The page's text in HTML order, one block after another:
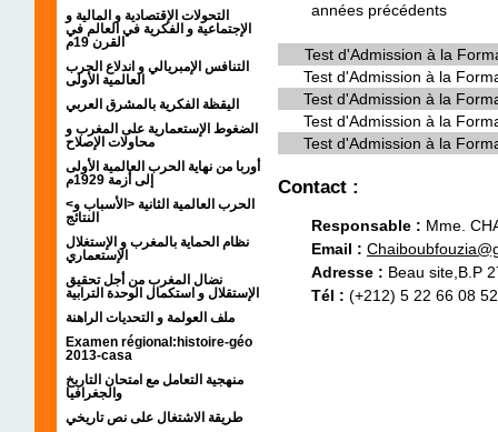
التحولات الإقتصادية و المالية و
الإجتماعية و الفكرية في العالم في
القرن 19م
التنافس الإمبريالي و اندلاع الحرب
العالمية الأولى
اليقظة الفكرية بالمشرق العربي
الضغوط الإستعمارية على المغرب و
محاولات الإصلاح
أوربا من نهاية الحرب العالمية الأولى
إلى أزمة 1929م
<الحرب العالمية الثانية <الأسباب و
النتائج
نظام الحماية بالمغرب و الإستغلال
الإستعماري
نضال المغرب من أجل تحقيق
الإستقلال و استكمال الوحدة الترابية
ملف العولمة و التحديات الراهنة
Examen régional:histoire-géo
2013-casa
منهجية التعامل مع امتحان التاريخ
والجغرافيا
طريقة الاشتغال على نص تاريخي
années précédents
Test d'Admission à la
Test d'Admission à la
Test d'Admission à la
Test d'Admission à la
Test d'Admission à la
Contact :
Responsable : Mme.
Email :
Adresse : Beau site,B.P
Tél : (+212) 5 22 66 08 52